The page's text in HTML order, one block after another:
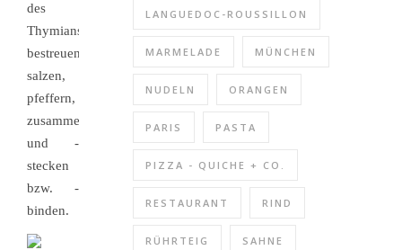
des
Thymians
bestreuen,
salzen,
pfeffern,
zusammenrollen
und -
stecken
bzw. -
binden.
LANGUEDOC-ROUSSILLON
MARMELADE MÜNCHEN
NUDELN ORANGEN
PARIS PASTA
PIZZA - QUICHE + CO.
RESTAURANT RIND
RÜHRTEIG SAHNE